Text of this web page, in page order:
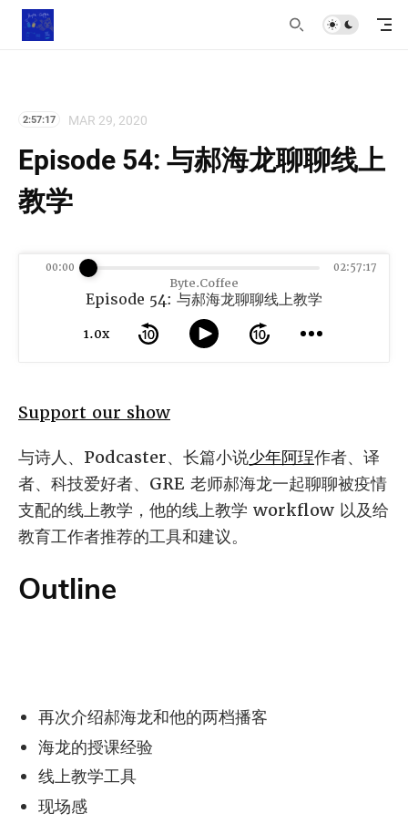
2:57:17 MAR 29, 2020
Episode 54: 与郝海龙聊聊线上
教学
Byte.Coffee
Episode 54: 与郝海龙聊聊线上教学
1.0x
00:00 02:57:17
Support our show
与诗人、Podcaster、长篇小说少年阿珵作者、译
者、科技爱好者、GRE 老师郝海龙一起聊聊被疫情
支配的线上教学，他的线上教学 workflow 以及给
教育工作者推荐的工具和建议。
Outline
再次介绍郝海龙和他的两档播客
海龙的授课经验
线上教学工具
现场感